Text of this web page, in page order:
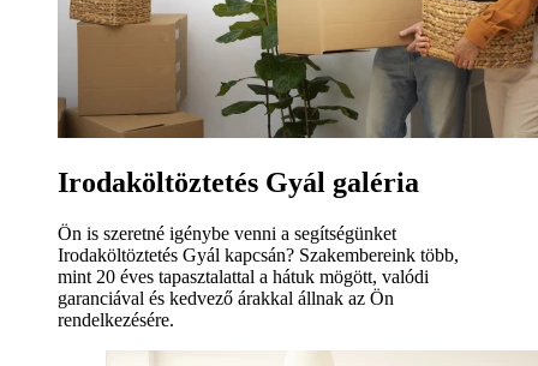
Irodaköltöztetés Gyál galéria
Ön is szeretné igénybe venni a segítségünket
Irodaköltöztetés Gyál kapcsán? Szakembereink több,
mint 20 éves tapasztalattal a hátuk mögött, valódi
garanciával és kedvező árakkal állnak az Ön
rendelkezésére.